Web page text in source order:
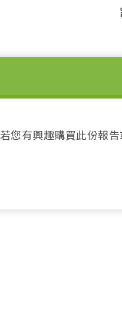
若您有興趣購買此份報